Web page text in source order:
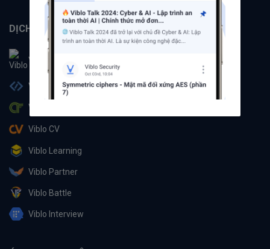
DỊCH VỤ
Viblo
Viblo Code
Viblo CTF
Viblo CV
Viblo Learning
Viblo Partner
Viblo Battle
Viblo Interview